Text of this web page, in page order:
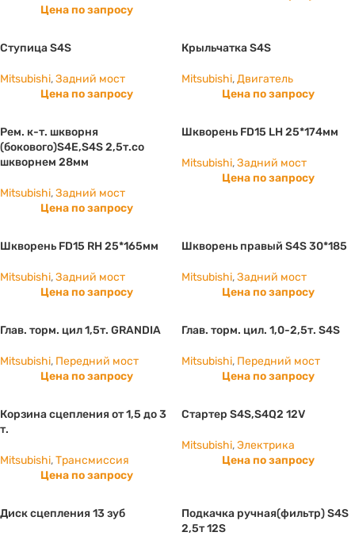
Цена по запросу
Ступица S4S
Mitsubishi,Задний мост
Цена по запросу
Крыльчатка S4S
Mitsubishi,Двигатель
Цена по запросу
Рем. к-т. шкворня
(бокового)S4E,S4S 2,5т.со
шкворнем 28мм
Mitsubishi,Задний мост
Цена по запросу
Шкворень FD15 LH 25*174мм
Mitsubishi,Задний мост
Цена по запросу
Шкворень FD15 RH 25*165мм
Mitsubishi,Задний мост
Цена по запросу
Шкворень правый S4S 30*185
Mitsubishi,Задний мост
Цена по запросу
Глав. торм. цил 1,5т. GRANDIA
Mitsubishi, Передний мост
Цена по запросу
Глав. торм. цил. 1,0-2,5т. S4S
Mitsubishi, Передний мост
Цена по запросу
Корзина сцепления от 1,5 до 3
т.
Mitsubishi,Трансмиссия
Цена по запросу
Стартер S4S,S4Q2 12V
Mitsubishi,Электрика
Цена по запросу
Диск сцепления 13 зуб
Подкачка ручная(фильтр) S4S
2,5т 12S